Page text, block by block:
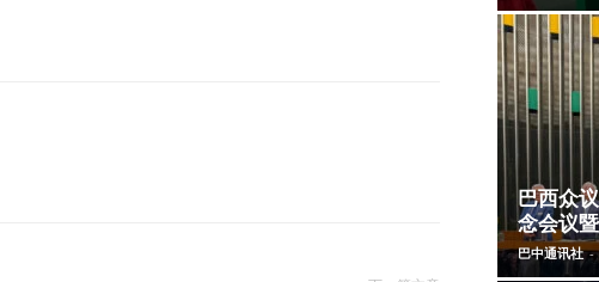
巴西众
念会议
巴中通讯社 -